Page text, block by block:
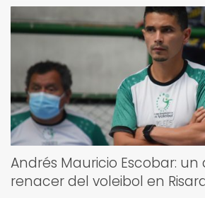
Andrés Mauricio Escobar:
renacer del voleibol en